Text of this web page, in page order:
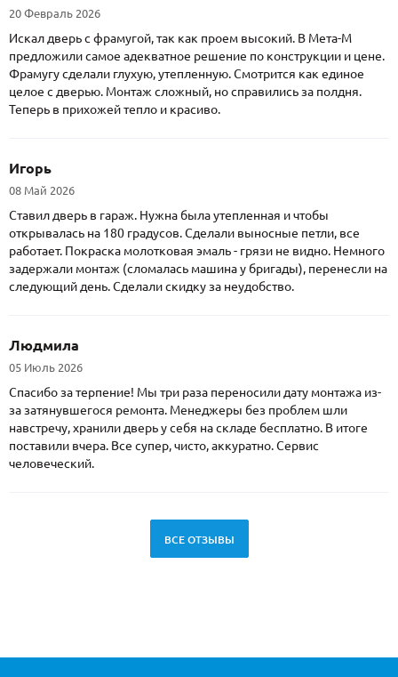
20 Февраль 2026
Искал дверь с фрамугой, так как проем высокий. В Мета-М
предложили самое адекватное решение по конструкции и цене.
Фрамугу сделали глухую, утепленную. Смотрится как единое
целое с дверью. Монтаж сложный, но справились за полдня.
Теперь в прихожей тепло и красиво.
Игорь
08 Май 2026
Ставил дверь в гараж. Нужна была утепленная и чтобы
открывалась на 180 градусов. Сделали выносные петли, все
работает. Покраска молотковая эмаль - грязи не видно. Немного
задержали монтаж (сломалась машина у бригады), перенесли на
следующий день. Сделали скидку за неудобство.
Людмила
05 Июль 2026
Спасибо за терпение! Мы три раза переносили дату монтажа из-
за затянувшегося ремонта. Менеджеры без проблем шли
навстречу, хранили дверь у себя на складе бесплатно. В итоге
поставили вчера. Все супер, чисто, аккуратно. Сервис
человеческий.
ВСЕ ОТЗЫВЫ